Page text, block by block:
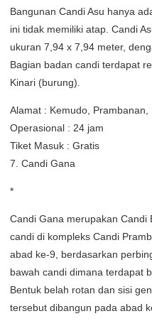
Bangunan Candi Asu hanya
ini tidak memiliki atap. Candi
ukuran 7,94 x 7,94 meter,
Bagian badan candi terdapat
Kinari (burung).
Alamat : Kemudo, Prambanan,
Operasional : 24 jam
Tiket Masuk : Gratis
7. Candi Gana
*
Candi Gana merupakan Candi
candi di kompleks Candi
abad ke-9, berdasarkan
bawah candi dimana terdapat
Bentuk belah rotan dan sisi
tersebut dibangun pada abad